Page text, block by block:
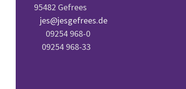
95482 Gefrees
jes@jesgefrees.de
09254 968-0
09254 968-33